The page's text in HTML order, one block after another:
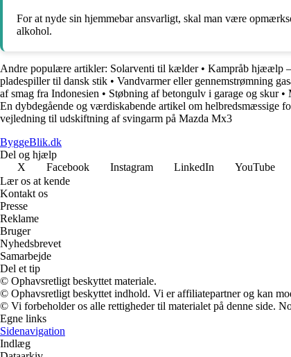
For at nyde sin hjemmebar ansvarligt, skal man være
alkohol.
Andre populære artikler: Solarventi til kælder• Kampråb hjæælp
pladespiller til dansk stik • Vandvarmer eller gennemstrømning
af smag fra Indonesien • Støbning af betongulv i garage og skur•
En dybdegående og værdiskabende artikel om helbredsmæssige
vejledning til udskiftning af svingarm på Mazda Mx3
ByggeBlik.dk
Del og hjælp
X
Facebook Instagram LinkedIn YouTube
Lær os at kende
Kontakt os
Presse
Reklame
Bruger
Nyhedsbrevet
Samarbejde
Del et tip
© Ophavsretligt beskyttet materiale.
© Ophavsretligt beskyttet indhold. Vi er affiliatepartner og kan
© Vi forbeholder os alle rettigheder til materialet på denne side.
Egne links
Sidenavigation
Indlæg